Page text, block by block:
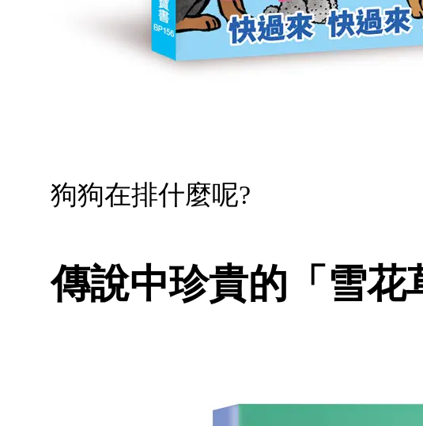
狗狗在排什麼呢?
傳說中珍貴的「雪花